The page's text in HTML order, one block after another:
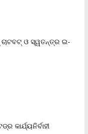
ଓ ସ୍ୱତନ୍ତ୍ର ଇ-
କାର୍ଯ୍ୟନିର୍ବାହୀ